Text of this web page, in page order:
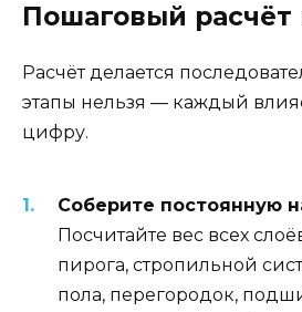
Пошаговый расчёт
Расчёт делается
этапы нельзя — каждый
цифру.
Соберите постоянную
Посчитайте вес всех
пирога, стропильной
пола, перегородок,